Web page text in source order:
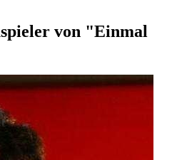
von "Einmal